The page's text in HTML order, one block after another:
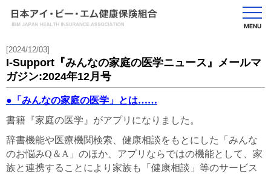
MENU
[2024/12/03]
I-Support『みんなの家庭の医学ニュース』メールマ
ガジン:2024年12月号
● 「みんなの家庭の医学」とは……
書籍『家庭の医学』がアプリになりました。
辞書機能や医療機関検索、健康相談をもとにした「みんな
のお悩みQ＆A」のほか、アプリならではの機能として、家
族と連携することにより家族も「健康相談」等のサービス